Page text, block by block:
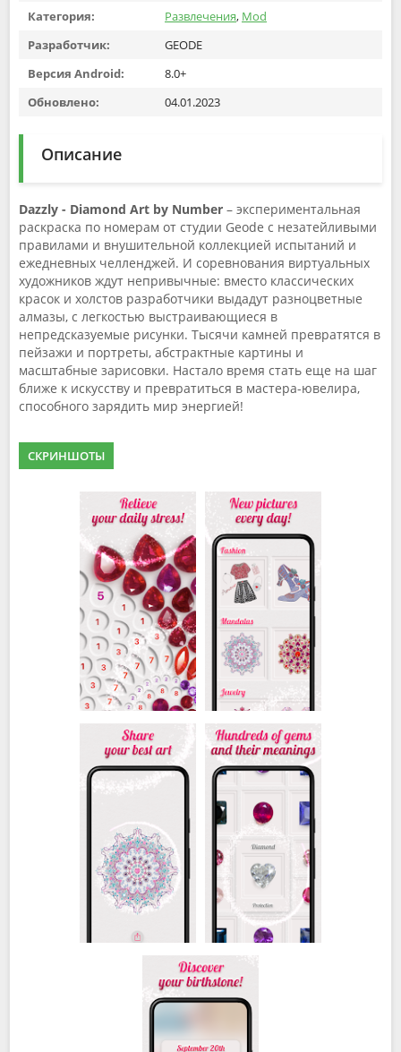
Категория:
Развлечения, Mod
Разработчик:
GEODE
Версия Android:
8.0+
Обновлено:
04.01.2023
Описание
Dazzly - Diamond Art by Number – экспериментальная
раскраска по номерам от студии Geode с незатейливыми
правилами и внушительной коллекцией испытаний и
ежедневных челленджей. И соревнования виртуальных
художников ждут непривычные: вместо классических
красок и холстов разработчики выдадут разноцветные
алмазы, с легкостью выстраивающиеся в
непредсказуемые рисунки. Тысячи камней превратятся в
пейзажи и портреты, абстрактные картины и
масштабные зарисовки. Настало время стать еще на шаг
ближе к искусству и превратиться в мастера-ювелира,
способного зарядить мир энергией!
СКРИНШОТЫ